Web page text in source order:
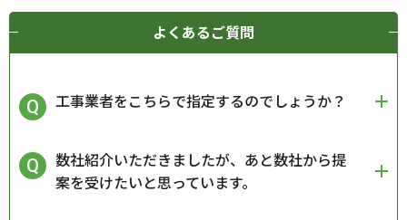
よくあるご質問
工事業者をこちらで指定するのでしょうか？
数社紹介いただきましたが、あと数社から提
案を受けたいと思っています。